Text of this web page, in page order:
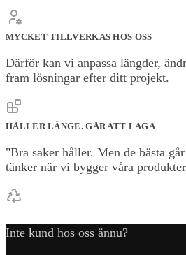
MYCKET TILLVERKAS HOS OSS
Därför kan vi anpassa längder,
fram lösningar efter ditt projekt.
HÅLLER LÄNGE. GÅR ATT LAGA
"Bra saker håller. Men de bästa
tänker när vi bygger våra
Inte kund hos oss ännu?